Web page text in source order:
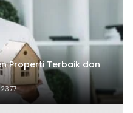
Properti Terbaik dan
2377